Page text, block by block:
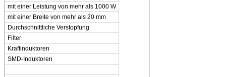
mit einer Leistung von mehr als 1000 W
mit einer Breite von mehr als 20 mm
Durchschnittliche Verstopfung
Filter
Kraftinduktoren
SMD-Induktoren